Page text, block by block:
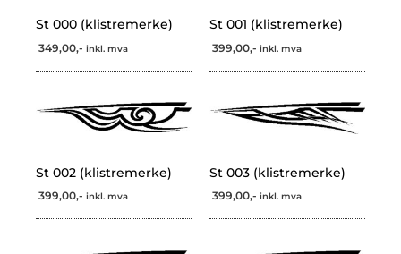
St 000 (klistremerke)
349,00,- inkl. mva
St 001 (klistremerke)
399,00,- inkl. mva
St 002 (klistremerke)
399,00,- inkl. mva
St 003 (klistremerke)
399,00,- inkl. mva